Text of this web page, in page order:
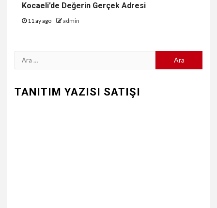
Kocaeli’de Değerin Gerçek Adresi
11 ay ago admin
Arama:
TANITIM YAZISI SATIŞI